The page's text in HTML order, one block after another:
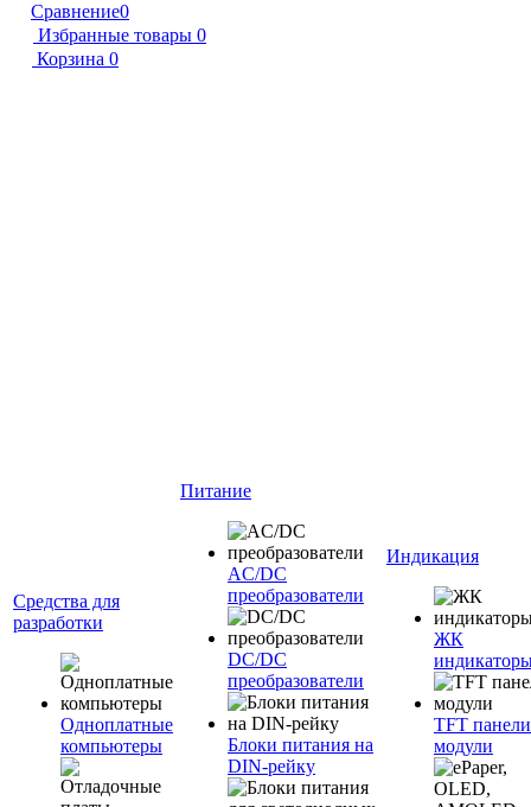
Сравнение0
Избранные товары 0
Корзина 0
Средства для
разработки
Одноплатные
компьютеры
Питание
AC/DC
преобразователи
DC/DC
преобразователи
Блоки питания на
DIN-рейку
Индикация
ЖК
TFT
модули